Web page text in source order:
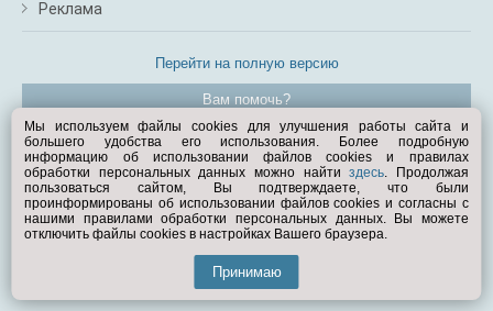
Реклама
Перейти на полную версию
Вам помочь?
© Exist.ru 1998—2026
Мы используем файлы cookies для улучшения работы сайта и
большего удобства его использования. Более подробную
информацию об использовании файлов cookies и правилах
обработки персональных данных можно найтиздесь. Продолжая
пользоваться сайтом, Вы подтверждаете, что были
проинформированы об использовании файлов cookies и согласны с
нашими правилами обработки персональных данных. Вы можете
отключить файлы cookies в настройках Вашего браузера.
Принимаю